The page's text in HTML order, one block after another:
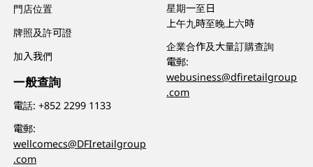
門店位置
牌照及許可證
加入我們
一般查詢
電話:+852 2299 1133
電郵:
wellcomecs@DFIretailgroup
.com
星期一至日
上午九時至晚上六時
企業合作及大量訂購查詢
電郵:
webusiness@dfiretailgroup
.com